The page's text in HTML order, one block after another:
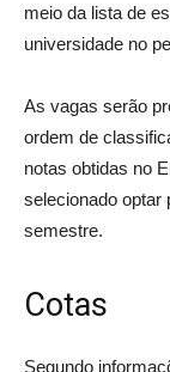
meio da lista de
universidade no
As vagas serão
ordem de
notas obtidas no
selecionado optar
semestre.
Cotas
Segundo